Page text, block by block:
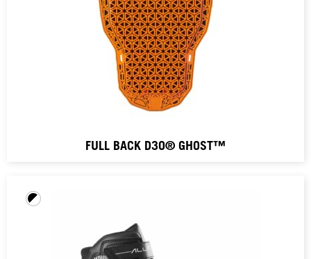
FULL BACK D3O® GHOST™